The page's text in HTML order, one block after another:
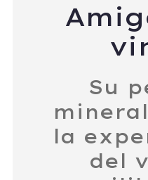
Su
la
del